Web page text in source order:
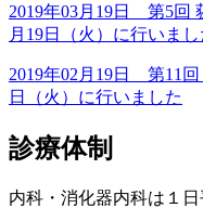
2019年03月19日 第5回
月19日（火）に行いまし
2019年02月19日 第11
日（火）に行いました
診療体制
内科・消化器内科は１